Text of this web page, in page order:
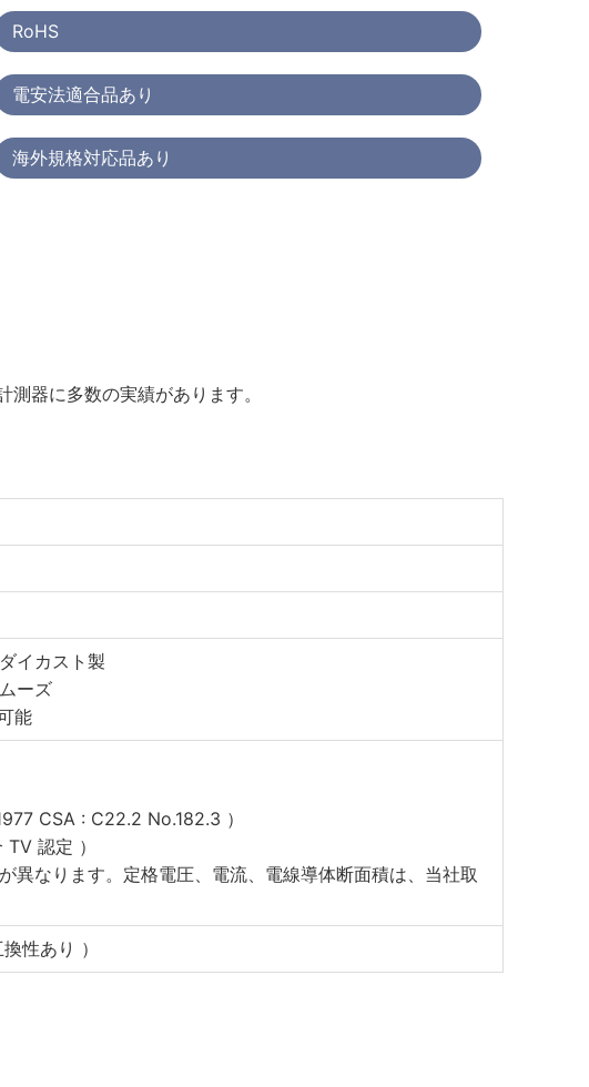
RoHS
電安法適合品あり
海外規格対応品あり
器に多数の実績があります。
イカスト製
ーズ
能
CSA : C22.2 No.182.3 ）
認定 ）
異なります。定格電圧、電流、電線導体断面積は、当社取
性あり ）